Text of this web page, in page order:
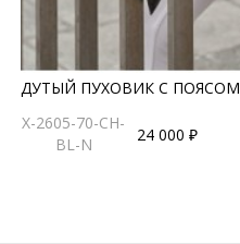
ДУТЫЙ ПУХОВИК С ПОЯСОМ
X-2605-70-CH-
BL-N
24 000 ₽